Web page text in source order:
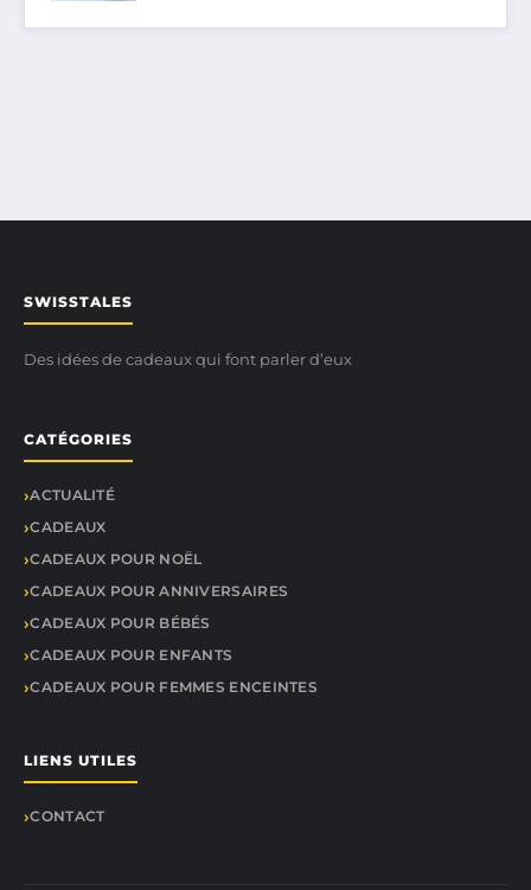
SWISSTALES
Des idées de cadeaux qui font parler d’eux
CATÉGORIES
ACTUALITÉ
CADEAUX
CADEAUX POUR NOËL
CADEAUX POUR ANNIVERSAIRES
CADEAUX POUR BÉBÉS
CADEAUX POUR ENFANTS
CADEAUX POUR FEMMES ENCEINTES
LIENS UTILES
CONTACT